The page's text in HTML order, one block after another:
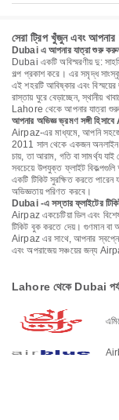
সেরা ট্রিপ খুঁজুন এবং আপনার
Dubai এ আপনার যাত্রা শুরু
Dubai একটি অবিস্মরণীয় দু:
গল্প প্রকাশ করে। এর সমৃদ্ধ
এই শহরটি আবিষ্কার এবং
রাস্তায় ঘুরে বেড়াচ্ছেন, স্থানীয়
Lahore থেকে আপনার যাত্রা শুরু
আপনার অভিজ্ঞ ভ্রমণ সঙ্গী
Airpaz-এর মাধ্যমে, আপনি
2011 সাল থেকে একজন অনলাইন
চায়, তা আরাম, গতি বা সামর্থ্য
সবচেয়ে উপযুক্ত ফ্লাইট
একটি টিকিট সুরক্ষিত করতে
অভিজ্ঞতায় পরিণত করবে।
Dubai -এ সস্তার ফ্লাইটের
Airpaz একচেটিয়া ডিল এবং
টিকিট বুক করতে দেয়। গুণমান বা
Airpaz এর সাথে, আপনার
এবং অপরাজেয় সঞ্চয়ের জন্য
Lahore থেকে Dubai